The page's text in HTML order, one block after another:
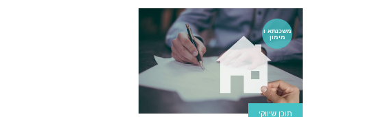
משכנתא ו
מימון
תוכן שיווקי